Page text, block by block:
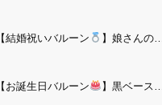
【結婚祝いバルーン 】娘さんのご結婚祝いに｜ウェディングベアとフラワーイン バルーンが華やかなバルーンアレンジメント｜松江 i Balloon
【お誕生日バルーン 】黒ベース×ヒョウ柄がおしゃれ